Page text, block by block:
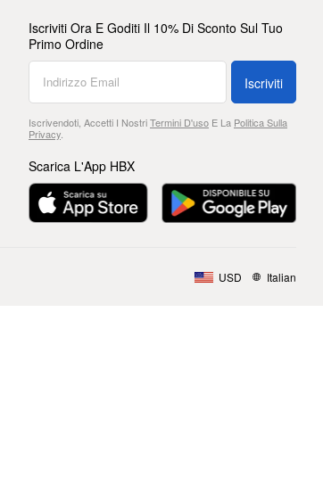
Iscriviti Ora E Goditi Il 10% Di Sconto Sul Tuo
Primo Ordine
Iscriviti
Iscrivendoti, Accetti I NostriTermini D'usoE La Politica Sulla
Privacy.
Scarica L'App HBX
USD Italian